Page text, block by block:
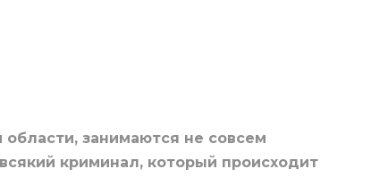
занимаются не совсем
криминал, который происходит